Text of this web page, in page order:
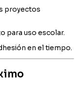
proyectos
para uso escolar.
en el tiempo.